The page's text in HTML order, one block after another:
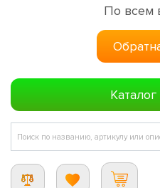
По всем